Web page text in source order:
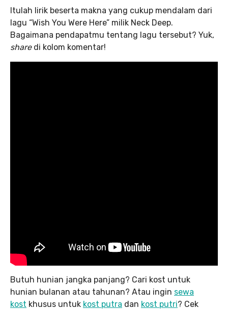
Itulah lirik beserta makna yang cukup mendalam dari
lagu “Wish You Were Here” milik Neck Deep.
Bagaimana pendapatmu tentang lagu tersebut? Yuk,
share di kolom komentar!
Butuh hunian jangka panjang? Cari kost untuk
hunian bulanan atau tahunan? Atau ingin sewa
kost khusus untuk kost putra dan kost putri? Cek